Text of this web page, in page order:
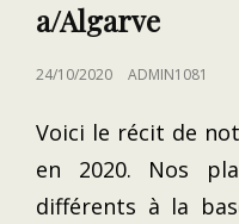
a/Algarve
POSTED
24/10/2020 ADMIN1081
Voici le récit de
en 2020. Nos
différents à la